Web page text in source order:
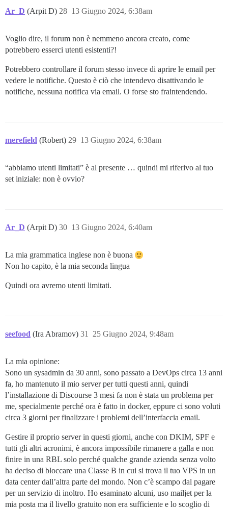
Ar_D (Arpit D) 13 Giugno 2024, 6:38am
28
Voglio dire, il forum non è nemmeno ancora creato, come
potrebbero esserci utenti esistenti?!
Potrebbero controllare il forum stesso invece di aprire le email per
vedere le notifiche. Questo è ciò che intendevo disattivando le
notifiche, nessuna notifica via email. O forse sto fraintendendo.
merefield (Robert) 13 Giugno 2024, 6:38am
29
“abbiamo utenti limitati” è al presente … quindi mi riferivo al tuo
set iniziale: non è ovvio?
Ar_D (Arpit D) 13 Giugno 2024, 6:40am
30
La mia grammatica inglese non è buona
Non ho capito, è la mia seconda lingua
Quindi ora avremo utenti limitati.
seefood (Ira Abramov) 25 Giugno 2024, 9:48am
31
La mia opinione:
Sono un sysadmin da 30 anni, sono passato a DevOps circa 13 anni
fa, ho mantenuto il mio server per tutti questi anni, quindi
l’installazione di Discourse 3 mesi fa non è stata un problema per
me, specialmente perché ora è fatto in docker, eppure ci sono voluti
circa 3 giorni per finalizzare i problemi dell’interfaccia email.
Gestire il proprio server in questi giorni, anche con DKIM, SPF e
tutti gli altri acronimi, è ancora impossibile rimanere a galla e non
finire in una RBL solo perché qualche grande azienda senza volto
ha deciso di bloccare una Classe B in cui si trova il tuo VPS in un
data center dall’altra parte del mondo. Non c’è scampo dal pagare
per un servizio di inoltro. Ho esaminato alcuni, uso mailjet per la
mia posta ma il livello gratuito non era sufficiente e lo scoglio di